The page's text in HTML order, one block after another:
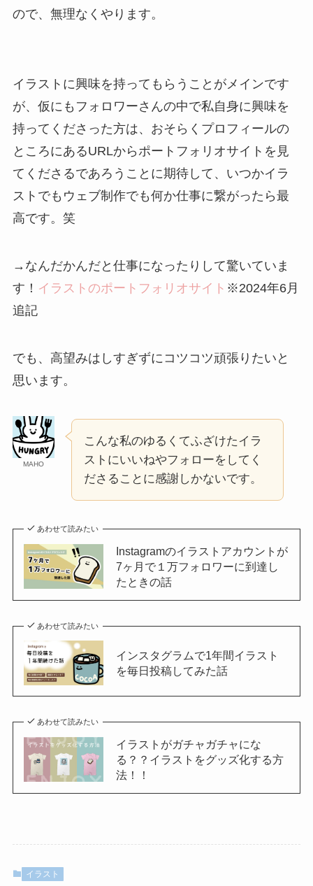
ので、無理なくやります。
イラストに興味を持ってもらうことがメインです
が、仮にもフォロワーさんの中で私自身に興味を
持ってくださった方は、おそらくプロフィールの
ところにあるURLからポートフォリオサイトを見
てくださるであろうことに期待して、いつかイラ
ストでもウェブ制作でも何か仕事に繋がったら最
高です。笑
→なんだかんだと仕事になったりして驚いていま
す！ イラストのポートフォリオサイト ※2024年6月
追記
でも、高望みはしすぎずにコツコツ頑張りたいと
思います。
MAHO
こんな私のゆるくてふざけたイラ
ストにいいねやフォローをしてく
ださることに感謝しかないです。
あわせて読みたい
Instagramのイラストアカウントが
7ヶ月で１万フォロワーに到達し
たときの話
あわせて読みたい
インスタグラムで1年間イラスト
を毎日投稿してみた話
あわせて読みたい
イラストがガチャガチャにな
る？？イラストをグッズ化する方
法！！
イラスト